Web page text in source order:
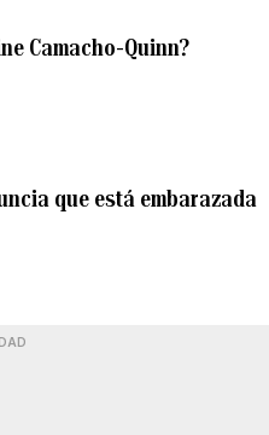
Camacho-Quinn?
que está embarazada